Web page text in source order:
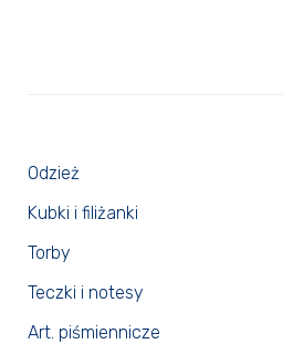
Odzież
Kubki i filiżanki
Torby
Teczki i notesy
Art. piśmiennicze